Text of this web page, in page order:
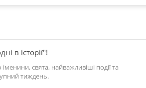
в історії"!
свята, найважливіші події та
тиждень.